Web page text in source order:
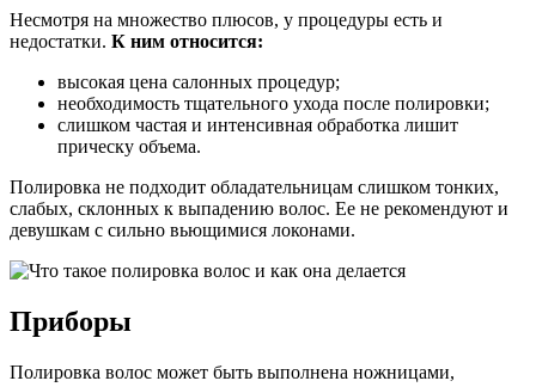
Несмотря на множество плюсов, у процедуры есть и
недостатки. К ним относится:
высокая цена салонных процедур;
необходимость тщательного ухода после полировки;
слишком частая и интенсивная обработка лишит
прическу объема.
Полировка не подходит обладательницам слишком тонких,
слабых, склонных к выпадению волос. Ее не рекомендуют и
девушкам с сильно вьющимися локонами.
Приборы
Полировка волос может быть выполнена ножницами,